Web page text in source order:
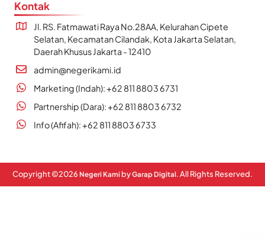
Kontak
Jl. RS. Fatmawati Raya No.28AA, Kelurahan Cipete
Selatan, Kecamatan Cilandak, Kota Jakarta Selatan,
Daerah Khusus Jakarta - 12410
admin@negerikami.id
Marketing (Indah): +62 811 8803 6731
Partnership (Dara): +62 811 8803 6732
Info (Afifah): +62 811 8803 6733
Copyright ©2026 Negeri Kami byGarap Digital. All Rights Reserved.